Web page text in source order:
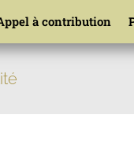
à contribution